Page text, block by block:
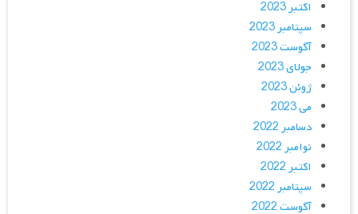
اکتبر 2023
سپتامبر 2023
آگوست 2023
جولای 2023
ژوئن 2023
می 2023
دسامبر 2022
نوامبر 2022
اکتبر 2022
سپتامبر 2022
آگوست 2022